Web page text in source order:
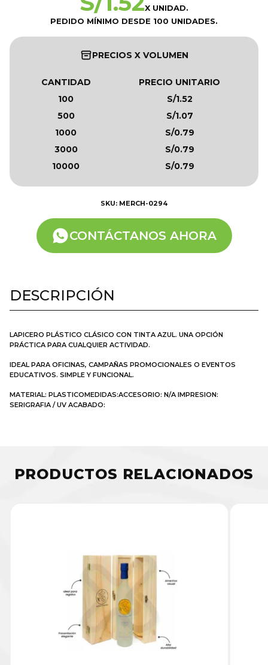
X UNIDAD.
PEDIDO MÍNIMO DESDE 100 UNIDADES.
PRECIOS X VOLUMEN
CANTIDAD
PRECIO UNITARIO
100
S/1.52
500
S/1.07
1000
S/0.79
3000
S/0.79
10000
S/0.79
SKU: MERCH-0294
CONTÁCTANOS AHORA
DESCRIPCIÓN
LAPICERO PLÁSTICO CLÁSICO CON TINTA AZUL. UNA OPCIÓN
PRÁCTICA PARA CUALQUIER ACTIVIDAD.
IDEAL PARA OFICINAS, CAMPAÑAS PROMOCIONALES O EVENTOS
EDUCATIVOS. SIMPLE Y FUNCIONAL.
MATERIAL: PLASTICOMEDIDAS:ACCESORIO: N/A IMPRESION:
SERIGRAFIA / UV ACABADO:
PRODUCTOS RELACIONADOS